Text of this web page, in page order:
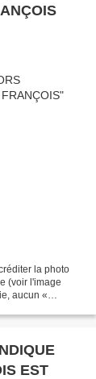
la photo
(voir l'image
aucun «
EST